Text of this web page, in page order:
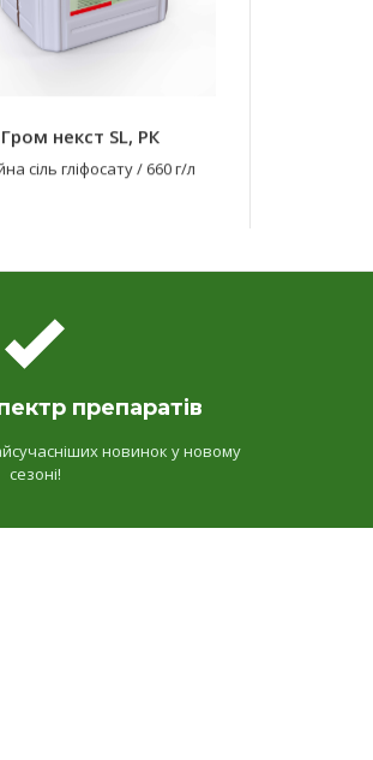
Гром некст SL, РК
сіль гліфосату/ 660 г/л
препаратів
новинок у новому
сезоні!